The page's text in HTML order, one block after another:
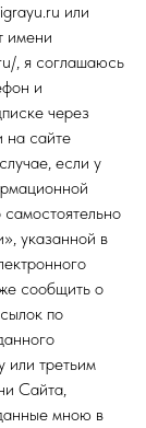
или
имени
, я соглашаюсь
и
через
на сайте
если у
указанной в
сообщить о
по
третьим
Сайта,
мною в